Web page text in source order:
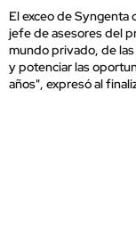
El exceo de
jefe de asesores del
mundo privado, de
y potenciar las
años", expresó al